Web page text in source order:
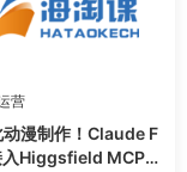
营
漫制作！Claude F
Higgsfield MCP，